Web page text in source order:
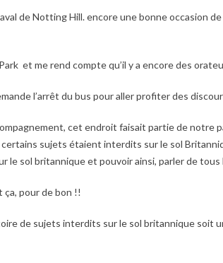
de Notting Hill. encore une bonne occasion
et me rend compte qu’il y a encore des
l’arrêt du bus pour aller profiter des
cet endroit faisait partie de notre
certains sujets étaient interdits sur le sol
le sol britannique et pouvoir ainsi, parler de tous
pour de bon !!
de sujets interdits sur le sol britannique soit